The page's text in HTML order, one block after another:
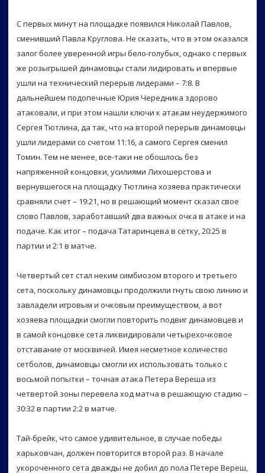
С первых минут на площадке появился Николай Павлов,
сменивший Павла Круглова. Не сказать, что в этом оказался
залог более уверенной игры бело-голубых, однако с первых
же розыгрышей динамовцы стали лидировать и впервые
ушли на технический перерыв лидерами – 7:8. В
дальнейшем подопечные Юрия Чередника здорово
атаковали, и при этом нашли ключи к атакам неудержимого
Сергея Тютлина, да так, что на второй перерыв динамовцы
ушли лидерами со счетом 11:16, а самого Сергея сменил
Томин. Тем не менее, все-таки не обошлось без
напряженной концовки, усилиями Лихошерстова и
вернувшегося на площадку Тютлина хозяева практически
сравняли счет – 19:21, но в решающий момент сказал свое
слово Павлов, заработавший два важных очка в атаке и на
подаче. Как итог – подача Татаринцева в сетку, 20:25 в
партии и 2:1 в матче.
Четвертый сет стал неким симбиозом второго и третьего
сета, поскольку динамовцы продолжили гнуть свою линию и
завладели игровым и очковым преимуществом, а вот
хозяева площадки смогли повторить подвиг динамовцев и
в самой концовке сета ликвидировали четырехочковое
отставание от москвичей. Имея несметное количество
сетболов, динамовцы смогли их использовать только с
восьмой попытки – точная атака Петера Вереша из
четвертой зоны перевела ход матча в решающую стадию –
30:32 в партии 2:2 в матче.
Тай-брейк, что самое удивительное, в случае победы
харьковчан, должен повторится второй раз. В начале
укороченного сета дважды не добил до пола Петере Вереш,